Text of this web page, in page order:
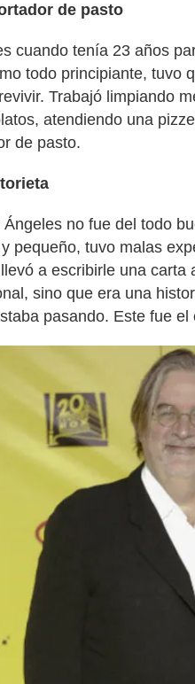
de pasto
cuando tenía 23 años
todo principiante, tuvo
Trabajó limpiando
atendiendo una
de pasto.
no fue del todo
pequeño, tuvo malas
a escribirle una carta
sino que era una
pasando. Este fue el